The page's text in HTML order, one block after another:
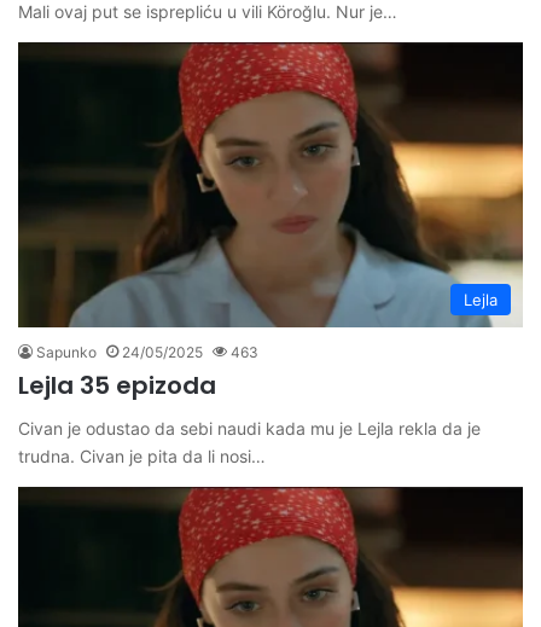
Mali ovaj put se isprepliću u vili Köroğlu. Nur je…
Lejla
Sapunko 24/05/2025 463
Lejla 35 epizoda
Civan je odustao da sebi naudi kada mu je Lejla rekla da je
trudna. Civan je pita da li nosi…